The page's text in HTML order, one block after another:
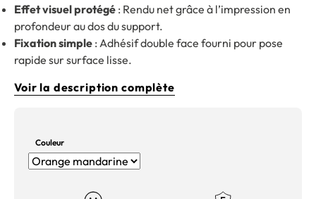
Effet visuel protégé : Rendu net grâce à l’impression en
profondeur au dos du support.
Fixation simple : Adhésif double face fourni pour pose
rapide sur surface lisse.
Voir la description complète
Couleur